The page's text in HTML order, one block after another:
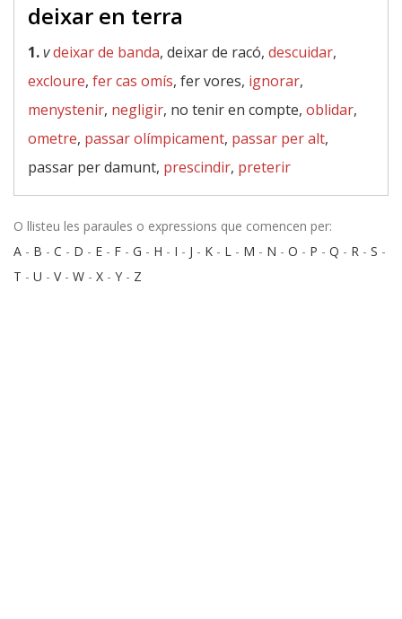
deixar en terra
1.vdeixar de banda, deixar de racó, descuidar,
excloure, fer cas omís, fer vores, ignorar,
menystenir, negligir, no tenir en compte, oblidar,
ometre, passar olímpicament, passar per alt,
passar per damunt, prescindir, preterir
O llisteu les paraules o expressions que comencen per:
A - B - C - D - E - F - G - H - I - J - K - L - M - N - O - P - Q - R - S -
T - U - V- W - X - Y - Z